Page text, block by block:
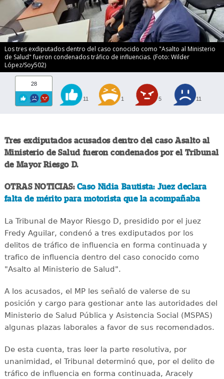
Los tres exdiputados dentro del caso conocido como "Asalto al Ministerio
de Salud" fueron condenados tráfico de influencias. (Foto: Wilder
López/Soy502)
28
11 1 5 11
Tres exdiputados acusados dentro del caso Asalto al
Ministerio de Salud fueron condenados por el Tribunal
de Mayor Riesgo D.
OTRAS NOTICIAS: Caso Nidia Bautista: Juez declara
falta de mérito para motorista que la acompañaba
La Tribunal de Mayor Riesgo D, presidido por el juez
Fredy Aguilar, condenó a tres exdiputados por los
delitos de tráfico de influencia en forma continuada y
trafico de influencia dentro del caso conocido como
"Asalto al Ministerio de Salud".
A los acusados, el MP les señaló de valerse de su
posición y cargo para gestionar ante las autoridades del
Ministerio de Salud Pública y Asistencia Social (MSPAS)
algunas plazas laborales a favor de sus recomendados.
De esta cuenta, tras leer la parte resolutiva, por
unanimidad, el Tribunal determinó que, por el delito de
tráfico de influencia en forma continuada, Aracely